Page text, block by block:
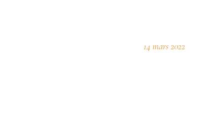
14 mars 2022